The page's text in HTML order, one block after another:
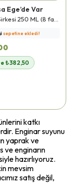
Ege’de Var
518 kişifavoriledi!
sepetine ekledi!
30 adetsatıldı
₺382,50
katkı
Enginar suyunu
yaprak ve
ve enginarın
hazırlıyoruz.
mevsim
satış değil,